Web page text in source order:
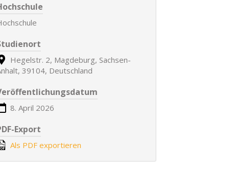
Hegelstr. 2, Magdeburg, Sachsen-
39104, Deutschland
8. April 2026
Export
Als PDF exportieren